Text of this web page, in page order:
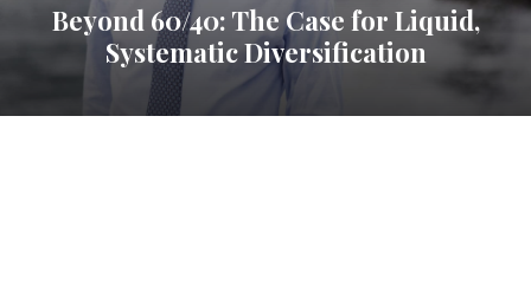
Beyond 60/40: The Case for Liquid,
Systematic Diversification